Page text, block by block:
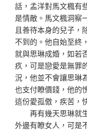
話，孟洋對馬文楓有
是情敵。馬文楓洞察
且善待本身的兒子，
不到的。他自始至終
就與思琳成婚，如若
疚，可是戀愛是無罪
況，他並不會讓思琳
也支付瞭價錢，他的
這份愛孤傲，疾苦，
再有幾天思琳就生
外邊有瞭女人，可是